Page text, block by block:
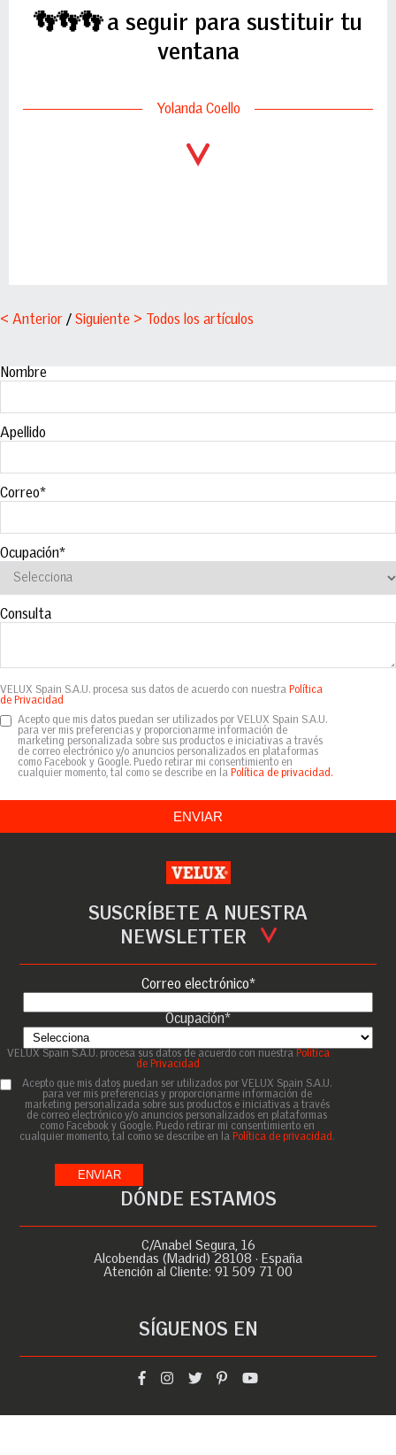
👣👣👣 a seguir para sustituir tu
ventana
Yolanda Coello
< Anterior / Siguiente > Todos los artículos
Nombre
Apellido
Correo*
Ocupación*
Consulta
VELUX Spain S.A.U. procesa sus datos de acuerdo con nuestra Política
de Privacidad
Acepto que mis datos puedan ser utilizados por VELUX Spain S.A.U.
para ver mis preferencias y proporcionarme información de
marketing personalizada sobre sus productos e iniciativas a través
de correo electrónico y/o anuncios personalizados en plataformas
como Facebook y Google. Puedo retirar mi consentimiento en
cualquier momento, tal como se describe en la Política de privacidad.
SUSCRÍBETE A NUESTRA
NEWSLETTER
Correo electrónico*
Ocupación*
VELUX Spain S.A.U. procesa sus datos de acuerdo con nuestra Política
de Privacidad
Acepto que mis datos puedan ser utilizados por VELUX Spain S.A.U.
para ver mis preferencias y proporcionarme información de
marketing personalizada sobre sus productos e iniciativas a través
de correo electrónico y/o anuncios personalizados en plataformas
como Facebook y Google. Puedo retirar mi consentimiento en
cualquier momento, tal como se describe en la Política de privacidad.
DÓNDE ESTAMOS
C/Anabel Segura, 16
Alcobendas (Madrid) 28108 · España
Atención al Cliente: 91 509 71 00
SÍGUENOS EN